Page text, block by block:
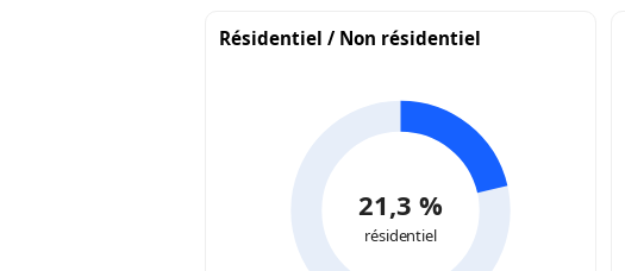
Résidentiel / Non résidentiel
21,3 %
résidentiel